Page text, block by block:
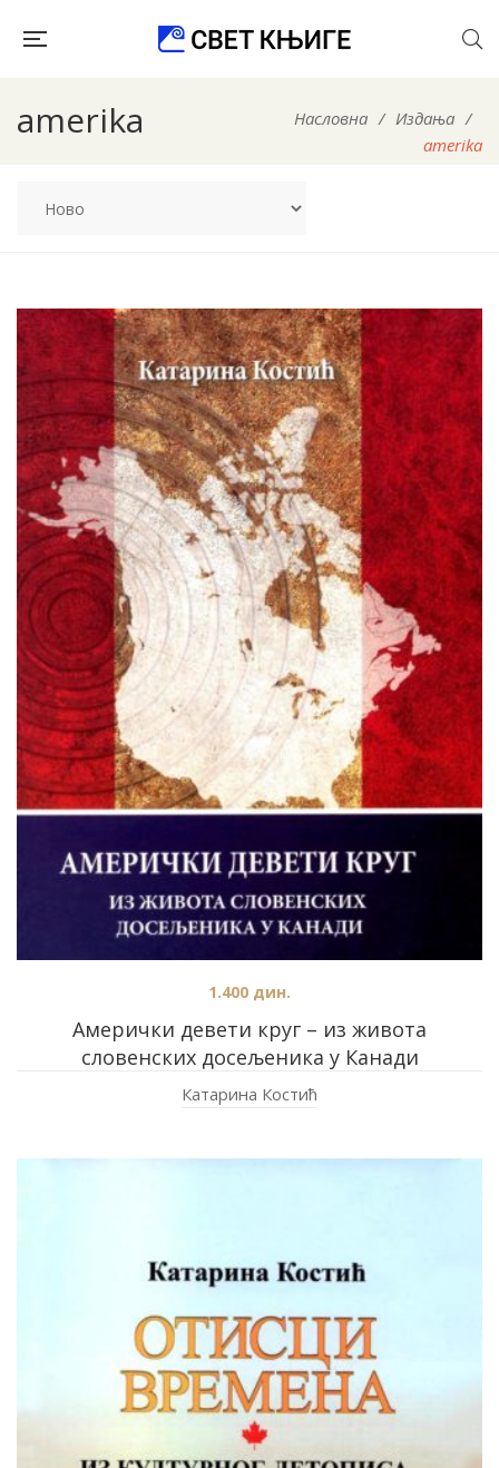
amerika Насловна / Издања /
amerika
Амерички девети круг – из живота
словенских досељеника у Канади
1.400 дин.
Катарина Костић